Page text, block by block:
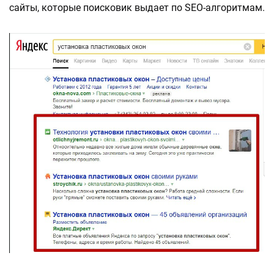
сайты, которые поисковик выдает по SEO-алгоритмам.